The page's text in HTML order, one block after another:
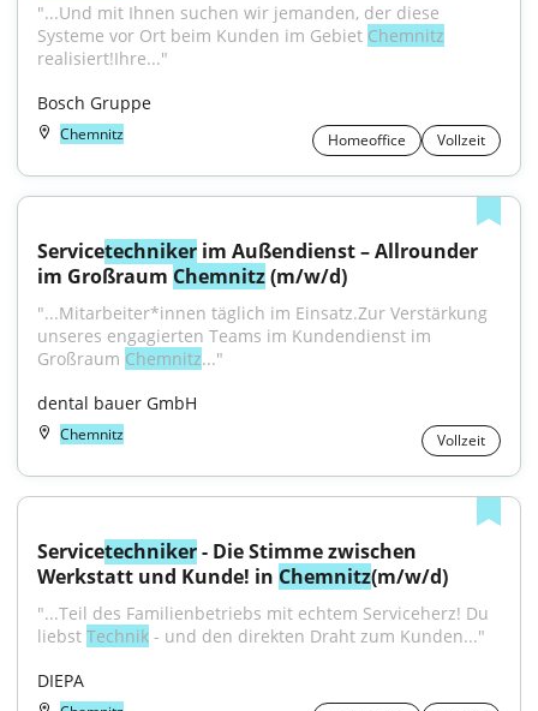
"...Und mit Ihnen suchen wir jemanden, der diese
Systeme vor Ort beim Kunden im Gebiet Chemnitz
realisiert!Ihre..."
Bosch Gruppe
Chemnitz Homeoffice Vollzeit
Servicetechniker im Außendienst – Allrounder
im Großraum Chemnitz (m/w/d)
"...Mitarbeiter*innen täglich im Einsatz.Zur Verstärkung
unseres engagierten Teams im Kundendienst im
Großraum Chemnitz..."
dental bauer GmbH
Chemnitz Vollzeit
Servicetechniker - Die Stimme zwischen
Werkstatt und Kunde! in Chemnitz(m/w/d)
"...Teil des Familienbetriebs mit echtem Serviceherz! Du
liebst Technik - und den direkten Draht zum Kunden..."
DIEPA